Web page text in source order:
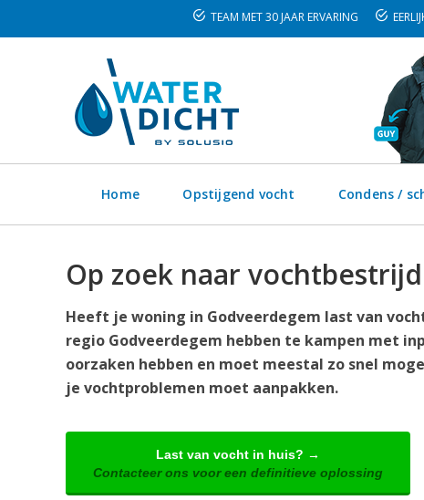
TEAM MET 30 JAAR ERVARING
Home Opstijgend vocht Condens /
Op zoek naar
Heeft je woning in Godveerdegem last van
regio Godveerdegem hebben te kampen met
oorzaken hebben en moet meestal zo snel
je vochtproblemen moet aanpakken.
Last van vocht in huis? →
Contacteer ons voor een definitieve oplossing